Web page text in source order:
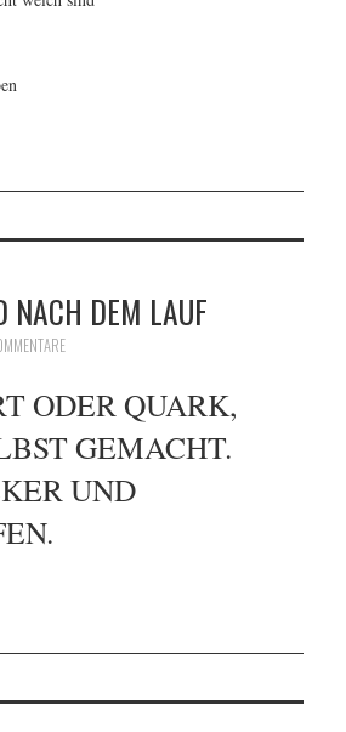
NACH DEM LAUF
ODER QUARK,
GEMACHT.
UND